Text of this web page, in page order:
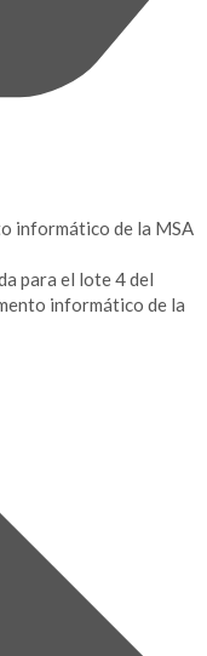
informático de la MSA
para el lote 4 del
informático de la